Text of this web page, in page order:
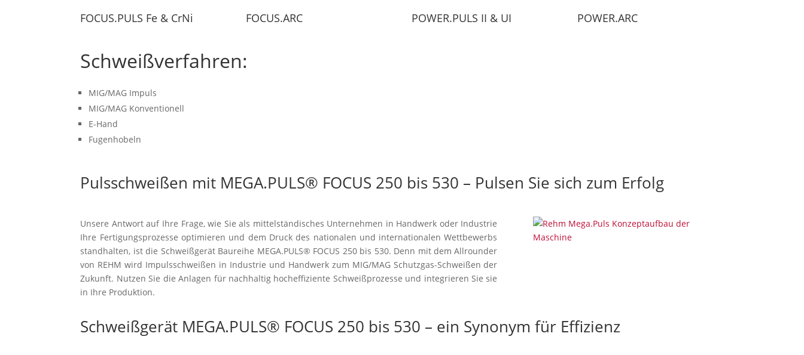
FOCUS.PULS Fe & CrNi FOCUS.ARC POWER.PULS II & UI POWER.ARC
Schweißverfahren:
MIG/MAG Impuls
MIG/MAG Konventionell
E-Hand
Fugenhobeln
Pulsschweißen mit MEGA.PULS® FOCUS 250 bis 530 – Pulsen Sie sich zum Erfolg
Unsere Antwort auf Ihre Frage, wie Sie als mittelständisches Unternehmen in Handwerk oder Industrie
Ihre Fertigungsprozesse optimieren und dem Druck des nationalen und internationalen Wettbewerbs
standhalten, ist die Schweißgerät Baureihe MEGA.PULS® FOCUS 250 bis 530. Denn mit dem Allrounder
von REHM wird Impulsschweißen in Industrie und Handwerk zum MIG/MAG Schutzgas-Schweißen der
Zukunft. Nutzen Sie die Anlagen für nachhaltig hocheffiziente Schweißprozesse und integrieren Sie sie
in Ihre Produktion.
Schweißgerät MEGA.PULS® FOCUS 250 bis 530 – ein Synonym für Effizienz